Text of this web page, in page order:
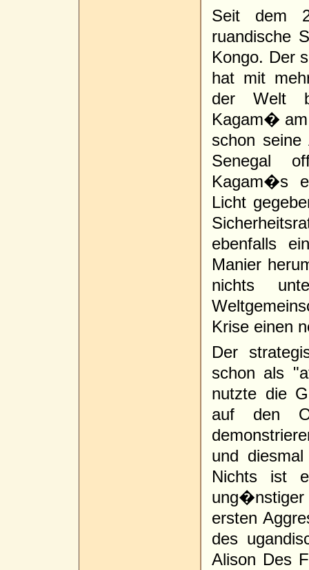
Seit dem
ruandische
Kongo. Der
hat mit
der Welt
Kagam� am
schon seine
Senegal
Kagam�s
Licht
ebenfalls
Manier
nichts
Krise einen
Der
schon als
nutzte die
auf den
und
Nichts ist
ung�nstiger
ersten
des
Alison Des